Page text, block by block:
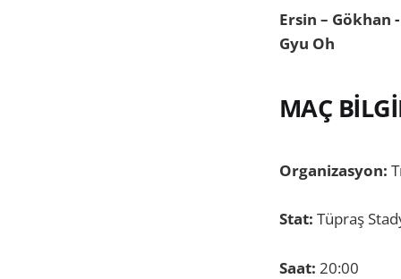
Ersin – Gökhan
Gyu Oh
MAÇ
Organizasyon:
Stat: Tüpraş
Saat: 20:00